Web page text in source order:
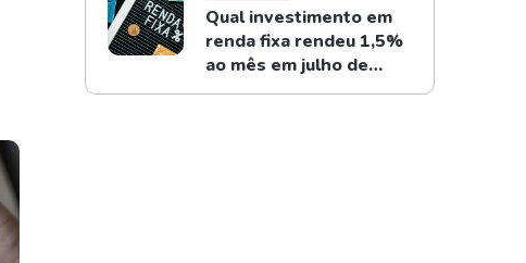
Qual investimento em
renda fixa rendeu 1,5%
ao mês em julho de
2026?